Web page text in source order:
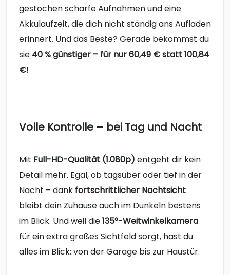
gestochen scharfe Aufnahmen und eine
Akkulaufzeit, die dich nicht ständig ans Aufladen
erinnert. Und das Beste? Gerade bekommst du
sie 40 % günstiger – für nur 60,49 € statt 100,84
€!
Volle Kontrolle – bei Tag und Nacht
Mit Full-HD-Qualität (1.080p) entgeht dir kein
Detail mehr. Egal, ob tagsüber oder tief in der
Nacht – dank fortschrittlicher Nachtsicht
bleibt dein Zuhause auch im Dunkeln bestens
im Blick. Und weil die135°-Weitwinkelkamera
für ein extra großes Sichtfeld sorgt, hast du
alles im Blick: von der Garage bis zur Haustür.